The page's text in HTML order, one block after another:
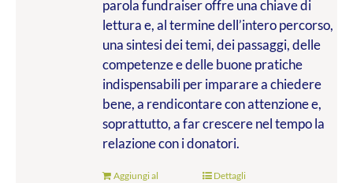
parola fundraiser offre una chiave di
lettura e, al termine dell’intero percorso,
una sintesi dei temi, dei passaggi, delle
competenze e delle buone pratiche
indispensabili per imparare a chiedere
bene, a rendicontare con attenzione e,
soprattutto, a far crescere nel tempo la
relazione con i donatori.
Aggiungi al
Dettagli